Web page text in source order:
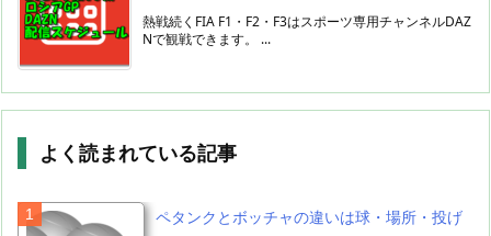
熱戦続くFIA F1・F2・F3はスポーツ専用チャンネルDAZ
Nで観戦できます。 ...
よく読まれている記事
ペタンクとボッチャの違いは球・場所・投げ